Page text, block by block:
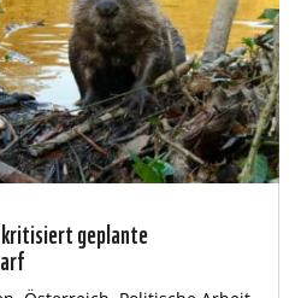
geplante